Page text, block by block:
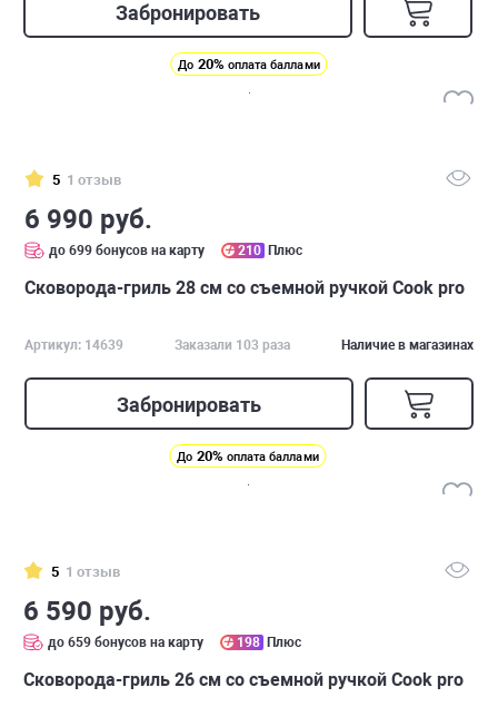
Забронировать
До 20% оплата баллами
5 1 отзыв
6 990 руб.
до 699 бонусов на карту 210 Плюс
Сковорода-гриль 28 см со съемной ручкой Cook pro
Артикул: 14639 Заказали 103 раза Наличие в магазинах
Забронировать
До 20% оплата баллами
5 1 отзыв
6 590 руб.
до 659 бонусов на карту 198 Плюс
Сковорода-гриль 26 см со съемной ручкой Cook pro